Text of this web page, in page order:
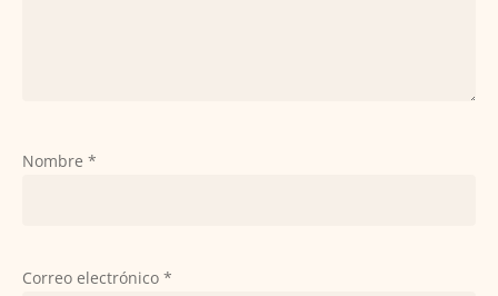
Nombre *
Correo electrónico *